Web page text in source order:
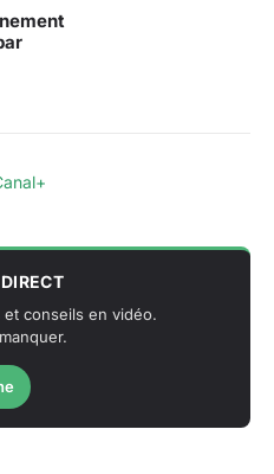
conseils en vidéo.